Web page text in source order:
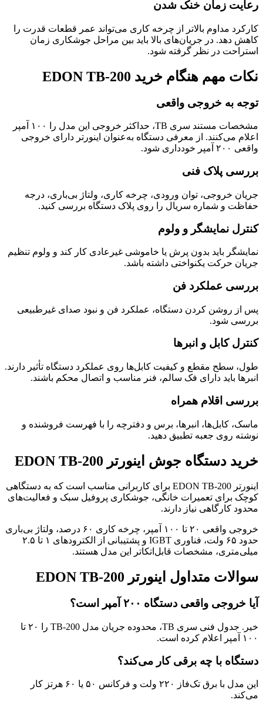
رعایت زمان خنک شدن
کارکرد مداوم بالاتر از چرخه کاری می‌تواند عمر قطعات قدرت را
کاهش دهد. در جریان‌های بالا باید بین مراحل جوشکاری زمان
استراحت در نظر گرفته شود.
نکات مهم هنگام خرید EDON TB-200
توجه به خروجی واقعی
مشخصات مستند سری TB، حداکثر خروجی این مدل را ۱۰۰ آمپر
اعلام می‌کنند. از معرفی دستگاه به‌عنوان اینورتر دارای خروجی
واقعی ۲۰۰ آمپر خودداری شود.
بررسی پلاک فنی
جریان خروجی، توان ورودی، چرخه کاری، ولتاژ بی‌باری، درجه
حفاظت و شماره سریال را روی پلاک دستگاه بررسی کنید.
کنترل نمایشگر و ولوم
نمایشگر باید بدون پرش یا خاموشی غیرعادی کار کند و ولوم تنظیم
جریان حرکت یکنواختی داشته باشد.
بررسی عملکرد فن
پس از روشن کردن دستگاه، عملکرد فن و نبود صدای غیرطبیعی
بررسی شود.
کنترل کابل و انبرها
طول، سطح مقطع و کیفیت کابل‌ها روی عملکرد دستگاه تأثیر دارند.
انبرها باید دارای فک سالم، فنر مناسب و اتصال محکم باشند.
بررسی اقلام همراه
ماسک، کابل‌ها، انبرها، برس و دفترچه را با فهرست فروشنده و
نوشته روی جعبه تطبیق دهید.
خرید دستگاه جوش اینورتر EDON TB-200
اینورتر EDON TB-200 برای کاربرانی مناسب است که به دستگاهی
کوچک برای تعمیرات خانگی، جوشکاری پروفیل سبک و فعالیت‌های
محدود کارگاهی نیاز دارند.
خروجی واقعی ۲۰ تا ۱۰۰ آمپر، چرخه کاری ۶۰ درصد، ولتاژ بی‌باری
حدود ۶۵ ولت، فناوری IGBT و پشتیبانی از الکترودهای ۱ تا ۲.۵
میلی‌متری، مشخصات قابل‌اتکاتر این مدل هستند.
سوالات متداول اینورتر EDON TB-200
آیا خروجی واقعی دستگاه ۲۰۰ آمپر است؟
خیر. جدول فنی سری TB، محدوده جریان مدل TB-200 را ۲۰ تا
۱۰۰ آمپر اعلام کرده است.
دستگاه با چه برقی کار می‌کند؟
این مدل با برق تک‌فاز ۲۲۰ ولت و فرکانس ۵۰ یا ۶۰ هرتز کار
می‌کند.